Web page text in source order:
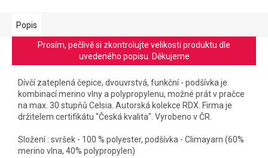
Popis
Prosím, pečlivě si zkontrolujte velikosti produktu dle
uvedeného popisu. Děkujeme
Dívčí zateplená čepice, dvouvrstvá, funkční - podšívka je
kombinací merino vlny a polypropylenu, možné prát v pračce
na max. 30 stupňů Celsia. Autorská kolekce RDX. Firma je
držitelem certifikátu "Česká kvalita". Vyrobeno v ČR.
Složení : svršek - 100 % polyester, podšívka - Climayarn (60%
merino vlna, 40% polypropylen)